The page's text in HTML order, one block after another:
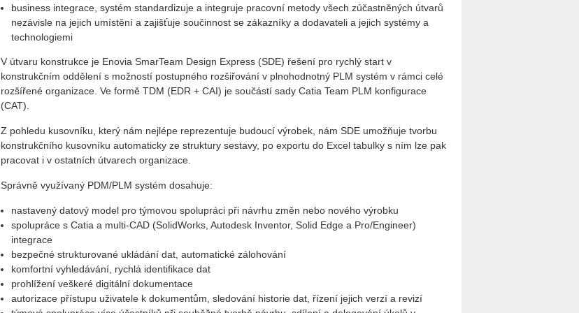
business integrace, systém standardizuje a integruje pracovní metody všech zúčastněných útvarů
nezávisle na jejich umístění a zajišťuje součinnost se zákazníky a dodavateli a jejich systémy a
technologiemi
V útvaru konstrukce je Enovia SmarTeam Design Express (SDE) řešení pro rychlý start v
konstrukčním oddělení s možností postupného rozšiřování v plnohodnotný PLM systém v rámci celé
rozšířené organizace. Ve formě TDM (EDR + CAI) je součástí sady Catia Team PLM konfigurace
(CAT).
Z pohledu kusovníku, který nám nejlépe reprezentuje budoucí výrobek, nám SDE umožňuje tvorbu
konstrukčního kusovníku automaticky ze struktury sestavy, po exportu do Excel tabulky s ním lze pak
pracovat i v ostatních útvarech organizace.
Správně využívaný PDM/PLM systém dosahuje:
nastavený datový model pro týmovou spolupráci při návrhu změn nebo nového výrobku
spolupráce s Catia a multi-CAD (SolidWorks, Autodesk Inventor, Solid Edge a Pro/Engineer)
integrace
bezpečné strukturované ukládání dat, automatické zálohování
komfortní vyhledávání, rychlá identifikace dat
prohlížení veškeré digitální dokumentace
autorizace přístupu uživatele k dokumentům, sledování historie dat, řízení jejich verzí a revizí